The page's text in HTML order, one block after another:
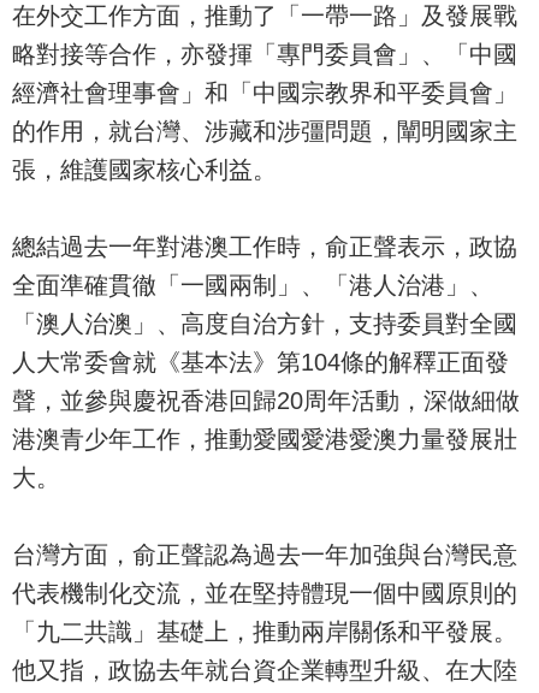
在外交工作方面，推動了「一帶一路」及發展戰
略對接等合作，亦發揮「專門委員會」、「中國
經濟社會理事會」和「中國宗教界和平委員會」
的作用，就台灣、涉藏和涉彊問題，闡明國家主
張，維護國家核心利益。
總結過去一年對港澳工作時，俞正聲表示，政協
全面準確貫徹「一國兩制」、「港人治港」、
「澳人治澳」、高度自治方針，支持委員對全國
人大常委會就《基本法》第104條的解釋正面發
聲，並參與慶祝香港回歸20周年活動，深做細做
港澳青少年工作，推動愛國愛港愛澳力量發展壯
大。
台灣方面，俞正聲認為過去一年加強與台灣民意
代表機制化交流，並在堅持體現一個中國原則的
「九二共識」基礎上，推動兩岸關係和平發展。
他又指，政協去年就台資企業轉型升級、在大陸